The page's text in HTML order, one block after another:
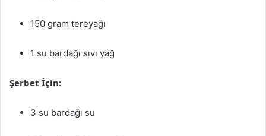
150 gram tereyağı
1 su bardağı sıvı yağ
Şerbet İçin:
3 su bardağı su